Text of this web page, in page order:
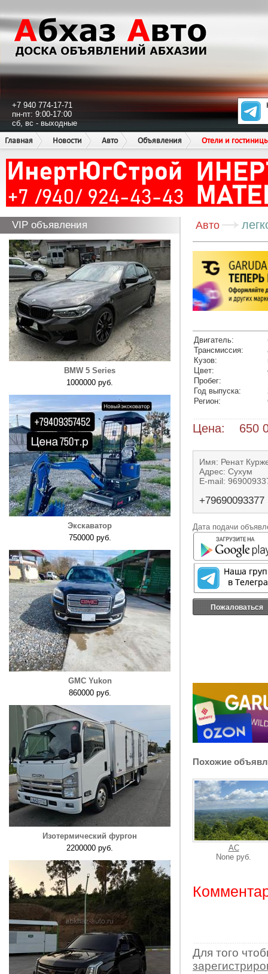
+7 940 774-17-71
пн-пт: 9:00-17:00
сб, вс - выходные
Главная
Новости Авто Объявления Отели и
VIP объявления
BMW 5 Series
1000000 руб.
Экскаватор
750000 руб.
GMC Yukon
860000 руб.
Изотермический фургон
2200000 руб.
Авто
Двигатель:
Трансмиссия:
Кузов:
Цвет:
Пробег:
Год выпуска:
Регион:
Цена: 650
Имя: Ренат
Адрес: Сухум
E-mail:
+79690093377
Дата подачи
Пожаловаться
Похожие
AC
None руб.
Для того